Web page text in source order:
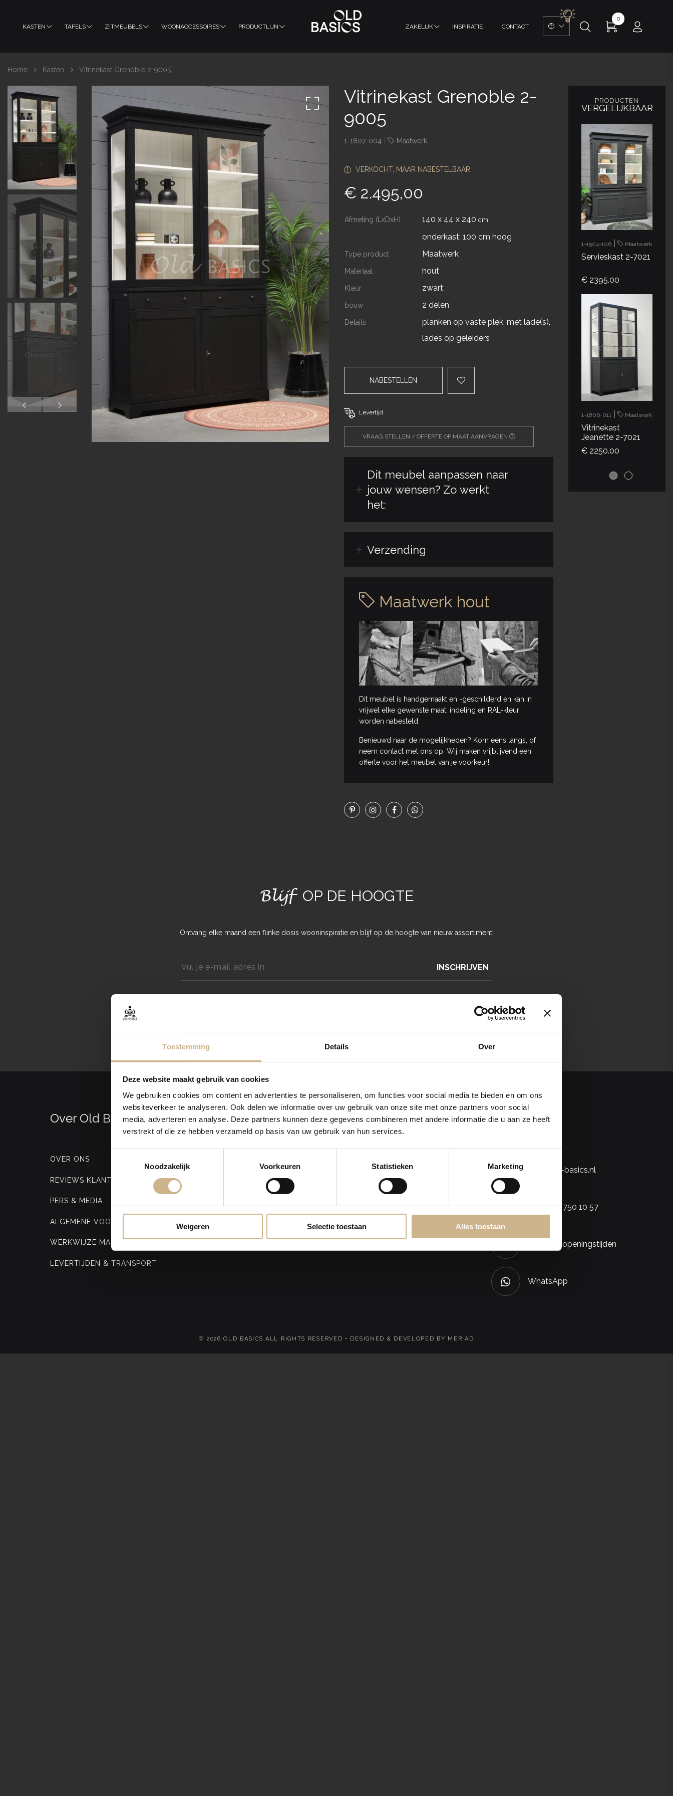
Toestemming Details Over
Deze website maakt gebruik van cookies
We gebruiken cookies om content en advertenties te personaliseren, om functies voor social media te bieden en om ons
websiteverkeer te analyseren. Ook delen we informatie over uw gebruik van onze site met onze partners voor social
media, adverteren en analyse. Deze partners kunnen deze gegevens combineren met andere informatie die u aan ze heeft
verstrekt of die ze hebben verzameld op basis van uw gebruik van hun services.
Noodzakelijk
Voorkeuren Statistieken Marketing
Weigeren Selectie toestaan Alles toestaan
KASTEN TAFELS ZITMEUBELS WOONACCESSOIRES PRODUCTLIJN ZAKELIJK INSPIRATIE CONTACT
0
Home Kasten Vitrinekast Grenoble 2-9005
Vitrinekast Grenoble 2-
9005
1-1807-004 Maatwerk
VERKOCHT, MAAR NABESTELBAAR
€ 2.495,00
Afmeting (LxDxH) 140 x 44 x 240 cm
onderkast: 100 cm hoog
Type product Maatwerk
Materiaal hout
Kleur zwart
bouw 2 delen
Details
planken op vaste plek, met lade(s),
lades op geleiders
NABESTELLEN
Levertijd
VRAAG STELLEN / OFFERTE OP MAAT AANVRAGEN
Dit meubel aanpassen naar
jouw wensen? Zo werkt
het:
Verzending
Maatwerk hout
Dit meubel is handgemaakt en -geschilderd en kan in
vrijwel elke gewenste maat, indeling en RAL-kleur
worden nabesteld.
Benieuwd naar de mogelijkheden? Kom eens langs, of
neem contact met ons op. Wij maken vrijblijvend een
offerte voor het meubel van je voorkeur!
PRODUCTEN
VERGELIJKBAAR
1-1504-106 Maatwerk
Servieskast 2-7021
€ 2395.00
1-1806-011 Maatwerk
Vitrinekast
Jeanette 2-7021
€ 2250.00
Blijf OP DE HOOGTE
Ontvang elke maand een flinke dosis wooninspiratie en blijf op de hoogte van nieuw assortiment!
INSCHRIJVEN
Over Old BASICS
OVER ONS
REVIEWS KLANTEN
PERS & MEDIA
ALGEMENE VOORWAARDEN
WERKWIJZE MAATWERK MEUBELS
LEVERTIJDEN & TRANSPORT
Contact
info@old-basics.nl
+31 (0)85 750 10 57
Bekijk de openingstijden
WhatsApp
© 2026 OLD BASICS ALL RIGHTS RESERVED • DESIGNED & DEVELOPED BY MERIAD